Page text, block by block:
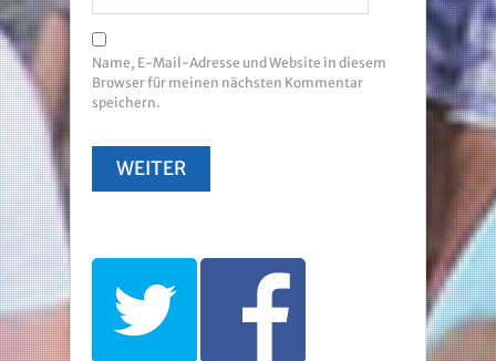
Name, E-Mail-Adresse und Website in diesem
Browser für meinen nächsten Kommentar
speichern.